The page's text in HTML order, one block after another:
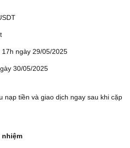
ngày 29/05/2025
30/05/2025
nạp tiền và giao dịch ngay sau khi cặp
nhiệm